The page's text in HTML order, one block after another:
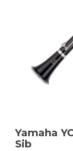
Yamaha
Sib